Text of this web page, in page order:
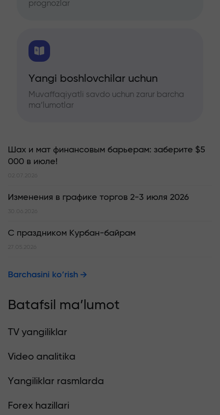
prognozlar
Yangi boshlovchilar uchun
Muvaffaqiyatli savdo uchun zarur barcha
ma’lumotlar
Шах и мат финансовым барьерам: заберите $5
000 в июле!
02.07.2026
Изменения в графике торгов 2-3 июля 2026
30.06.2026
С праздником Курбан-байрам
27.05.2026
Barchasini ko‘rish
Batafsil ma’lumot
TV yangiliklar
Video analitika
Yangiliklar rasmlarda
Forex hazillari